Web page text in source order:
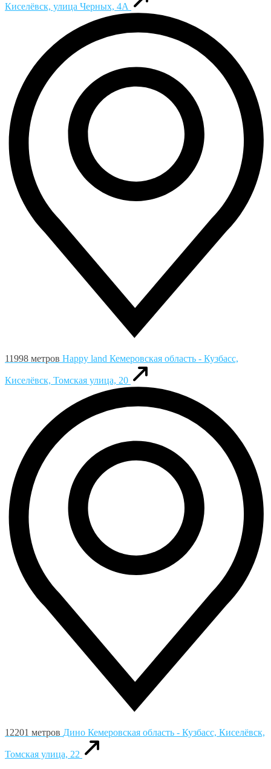
Киселёвск, улица Черных, 4А
11998 метров Happy land Кемеровская область - Кузбасс,
Киселёвск, Томская улица, 20
12201 метров Дино Кемеровская область - Кузбасс, Киселёвск,
Томская улица, 22